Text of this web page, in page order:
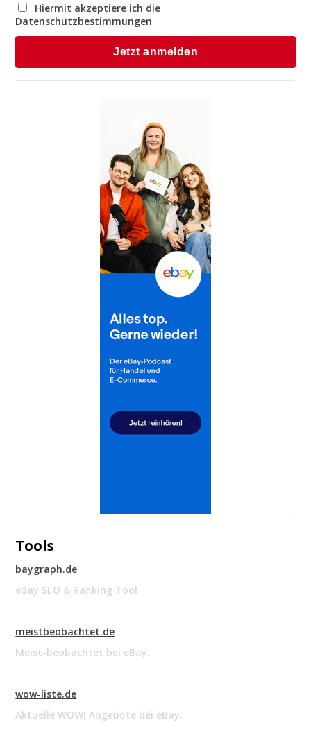
Hiermit akzeptiere ich die
Datenschutzbestimmungen
Tools
baygraph.de
eBay SEO & Ranking Tool
meistbeobachtet.de
Meist-beobachtet bei eBay.
wow-liste.de
Aktuelle WOW! Angebote bei eBay.